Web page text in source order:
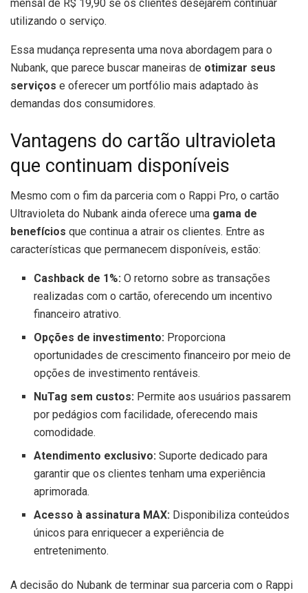
mensal de R$ 19,90 se os clientes desejarem continuar
utilizando o serviço.
Essa mudança representa uma nova abordagem para o
Nubank, que parece buscar maneiras de otimizar seus
serviços e oferecer um portfólio mais adaptado às
demandas dos consumidores.
Vantagens do cartão ultravioleta
que continuam disponíveis
Mesmo com o fim da parceria com o Rappi Pro, o cartão
Ultravioleta do Nubank ainda oferece uma gama de
benefícios que continua a atrair os clientes. Entre as
características que permanecem disponíveis, estão:
Cashback de 1%:O retorno sobre as transações
realizadas com o cartão, oferecendo um incentivo
financeiro atrativo.
Opções de investimento: Proporciona
oportunidades de crescimento financeiro por meio de
opções de investimento rentáveis.
NuTag sem custos: Permite aos usuários passarem
por pedágios com facilidade, oferecendo mais
comodidade.
Atendimento exclusivo: Suporte dedicado para
garantir que os clientes tenham uma experiência
aprimorada.
Acesso à assinatura MAX: Disponibiliza conteúdos
únicos para enriquecer a experiência de
entretenimento.
A decisão do Nubank de terminar sua parceria com o Rappi